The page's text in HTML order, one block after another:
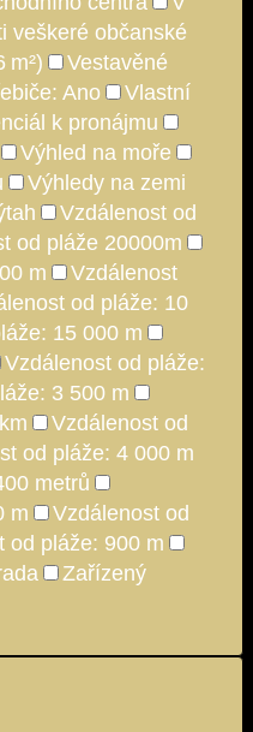
veškeré občanské
m²)
Vestavěné
Ano
Vlastní
k pronájmu
Výhled na moře
Výhledy na zemi
Vzdálenost od
od pláže 20000m
m
Vzdálenost
od pláže: 10
15 000 m
Vzdálenost od pláže:
3 500 m
Vzdálenost od
od pláže: 4 000 m
metrů
m
Vzdálenost od
od pláže: 900 m
Zařízený